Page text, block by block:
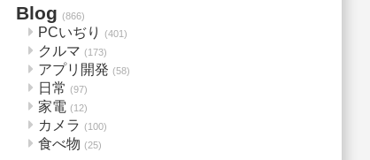
Blog (866)
PCいぢり (401)
クルマ (173)
アプリ開発 (58)
日常 (97)
家電 (12)
カメラ (100)
食べ物 (25)